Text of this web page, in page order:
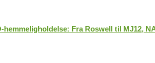
hemmeligholdelse: Fra Roswell til MJ12,